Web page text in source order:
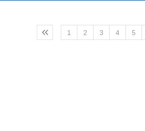
1 2 3 4 5